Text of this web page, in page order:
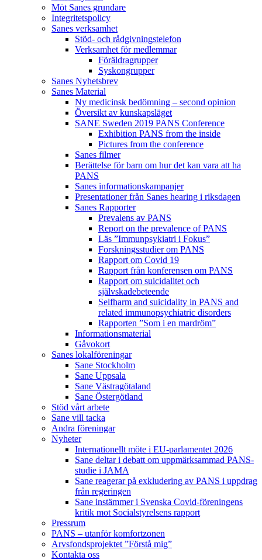
Möt Sanes grundare
Integritetspolicy
Sanes verksamhet
Stöd- och rådgivningstelefon
Verksamhet för medlemmar
Föräldragrupper
Syskongrupper
Sanes Nyhetsbrev
Sanes Material
Ny medicinsk bedömning – second opinion
Översikt av kunskapsläget
SANE Sweden 2019 PANS Conference
Exhibition PANS from the inside
Pictures from the conference
Sanes filmer
Berättelse för barn om hur det kan vara att ha
PANS
Sanes informationskampanjer
Presentationer från Sanes hearing i riksdagen
Sanes Rapporter
Prevalens av PANS
Report on the prevalence of PANS
Läs ”Immunpsykiatri i Fokus”
Forskningsstudier om PANS
Rapport om Covid 19
Rapport från konferensen om PANS
Rapport om suicidalitet och
självskadebeteende
Selfharm and suicidality in PANS and
related immunopsychiatric disorders
Rapporten ”Som i en mardröm”
Informationsmaterial
Gåvokort
Sanes lokalföreningar
Sane Stockholm
Sane Uppsala
Sane Västragötaland
Sane Östergötland
Stöd vårt arbete
Sane vill tacka
Andra föreningar
Nyheter
Internationellt möte i EU-parlamentet 2026
Sane deltar i debatt om uppmärksammad PANS-
studie i JAMA
Sane reagerar på exkludering av PANS i uppdrag
från regeringen
Sane instämmer i Svenska Covid-föreningens
kritik mot Socialstyrelsens rapport
Pressrum
PANS – utanför komfortzonen
Arvsfondsprojektet ”Förstå mig”
Kontakta oss